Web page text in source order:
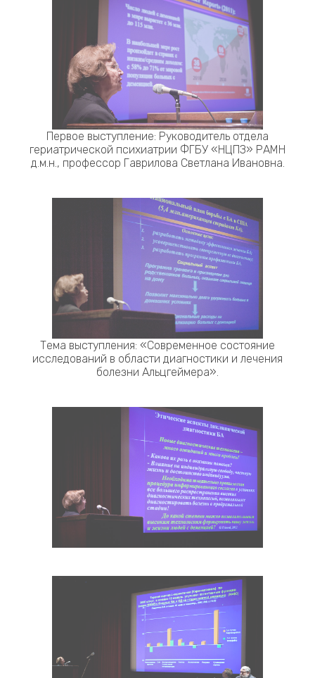
Первое выступление: Руководитель отдела
гериатрической психиатрии ФГБУ «НЦПЗ» РАМН
д.м.н., профессор Гаврилова Светлана Ивановна.
Тема выступления: «Современное состояние
исследований в области диагностики и лечения
болезни Альцгеймера».